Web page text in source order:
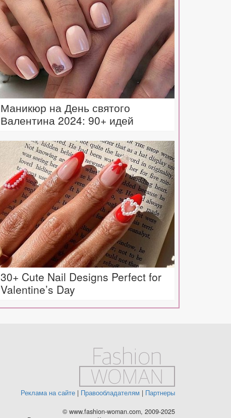
Маникюр на День святого
Валентина 2024: 90+ идей
30+ Cute Nail Designs Perfect for
Valentine’s Day
Реклама на сайте| Правообладателям | Партнеры
© www.fashion-woman.com, 2009-2025